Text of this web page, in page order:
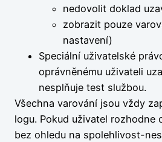
nedovolit doklad
zobrazit pouze
nastavení)
Speciální uživatelské
oprávněnému uživateli
nesplňuje test službou.
Všechna varování jsou vždy
logu. Pokud uživatel rozhodne
bez ohledu na spolehlivost-